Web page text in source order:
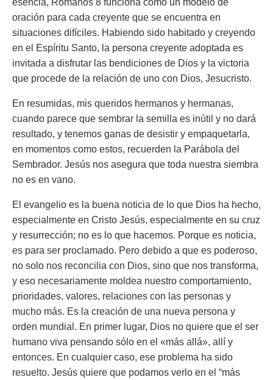
esencia, Romanos 8 funciona como un modelo de
oración para cada creyente que se encuentra en
situaciones difíciles. Habiendo sido habitado y creyendo
en el Espíritu Santo, la persona creyente adoptada es
invitada a disfrutar las bendiciones de Dios y la victoria
que procede de la relación de uno con Dios, Jesucristo.
En resumidas, mis queridos hermanos y hermanas,
cuando parece que sembrar la semilla es inútil y no dará
resultado, y tenemos ganas de desistir y empaquetarla,
en momentos como estos, recuerden la Parábola del
Sembrador. Jesús nos asegura que toda nuestra siembra
no es en vano.
El evangelio es la buena noticia de lo que Dios ha hecho,
especialmente en Cristo Jesús, especialmente en su cruz
y resurrección; no es lo que hacemos. Porque es noticia,
es para ser proclamado. Pero debido a que es poderoso,
no solo nos reconcilia con Dios, sino que nos transforma,
y eso necesariamente moldea nuestro comportamiento,
prioridades, valores, relaciones con las personas y
mucho más. Es la creación de una nueva persona y
orden mundial. En primer lugar, Dios no quiere que el ser
humano viva pensando sólo en el «más allá», allí y
entonces. En cualquier caso, ese problema ha sido
resuelto. Jesús quiere que podamos verlo en el “más